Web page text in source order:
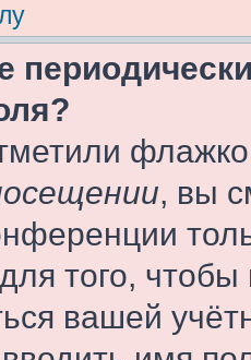
, вы
того, чтобы
вашей